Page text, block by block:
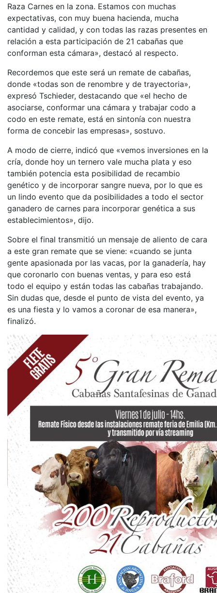
Raza Carnes en la zona. Estamos con muchas
expectativas, con muy buena hacienda, mucha
cantidad y calidad, y con todas las razas presentes en
relación a esta participación de 21 cabañas que
conforman esta cámara», destacó al respecto.
Recordemos que este será un remate de cabañas,
donde «todas son de renombre y de trayectoria»,
expresó Tschieder, destacando que «el hecho de
asociarse, conformar una cámara y trabajar codo a
codo en este remate, está en sintonía con nuestra
forma de concebir las empresas», sostuvo.
A modo de cierre, indicó que «vemos inversiones en la
cría, donde hoy un ternero vale mucha plata y eso
también potencia esta posibilidad de recambio
genético y de incorporar sangre nueva, por lo que es
un lindo evento que da posibilidades a todo el sector
ganadero de carnes para incorporar genética a sus
establecimientos», dijo.
Sobre el final transmitió un mensaje de aliento de cara
a este gran remate que se viene: «cuando se junta
gente apasionada por las vacas, por la ganadería, hay
que coronarlo con buenas ventas, y para eso está
todo el equipo y están todas las cabañas trabajando.
Sin dudas que, desde el punto de vista del evento, ya
es una fiesta y lo vamos a coronar de esa manera»,
finalizó.